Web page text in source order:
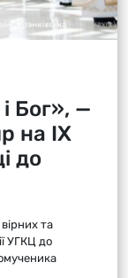
Бог», —
на ІХ
до
та
УГКЦ до